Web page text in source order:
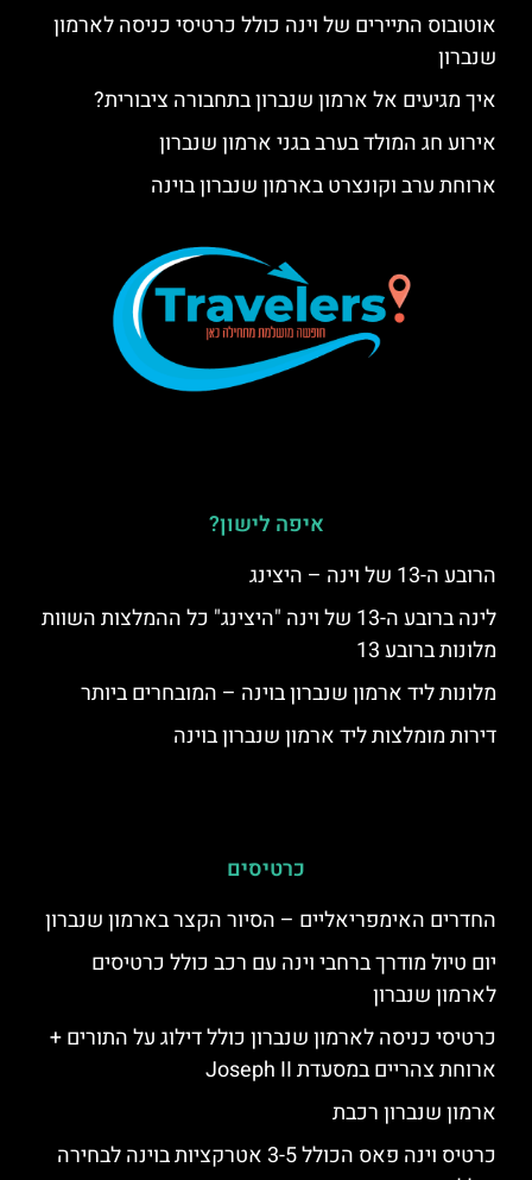
אוטובוס התיירים של וינה כולל כרטיסי כניסה לארמון
שנברון
איך מגיעים אל ארמון שנברון בתחבורה ציבורית?
אירוע חג המולד בערב בגני ארמון שנברון
ארוחת ערב וקונצרט בארמון שנברון בוינה
איפה לישון?
הרובע ה-13 של וינה – היצינג
לינה ברובע ה-13 של וינה "היצינג" כל ההמלצות השוות
מלונות ברובע 13
מלונות ליד ארמון שנברון בוינה – המובחרים ביותר
דירות מומלצות ליד ארמון שנברון בוינה
כרטיסים
החדרים האימפריאליים – הסיור הקצר בארמון שנברון
יום טיול מודרך ברחבי וינה עם רכב כולל כרטיסים
לארמון שנברון
כרטיסי כניסה לארמון שנברון כולל דילוג על התורים +
ארוחת צהריים במסעדת Joseph II
ארמון שנברון רכבת
כרטיס וינה פאס הכולל 3-5 אטרקציות בוינה לבחירה